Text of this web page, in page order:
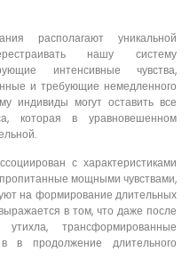
располагают уникальной
нашу систему
интенсивные чувства,
и требующие немедленного
индивиды могут оставить все
которая в уравновешенном
с характеристиками
мощными чувствами,
на формирование длительных
в том, что даже после
трансформированные
в продолжение длительного